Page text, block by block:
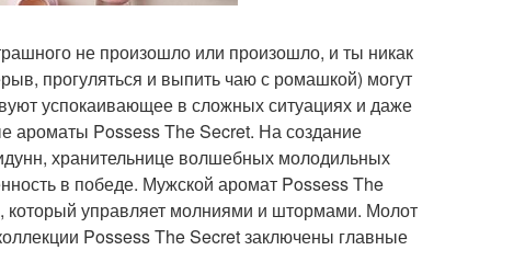
не произошло или произошло, и ты никак
прогуляться и выпить чаю с ромашкой) могут
успокаивающее в сложных ситуациях и даже
ароматы Possess The Secret. На создание
хранительнице волшебных молодильных
в победе. Мужской аромат Possess The
который управляет молниями и штормами. Молот
Possess The Secret заключены главные